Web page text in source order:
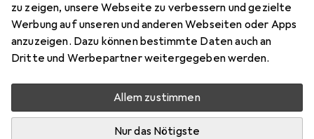
zu zeigen, unsere Webseite zu verbessern und gezielte
Werbung auf unseren und anderen Webseiten oder Apps
anzuzeigen. Dazu können bestimmte Daten auch an
Dritte und Werbepartner weitergegeben werden.
Allem zustimmen
Nur das Nötigste
Bewertungen Marke
Mehr von Erima
Zwischen Do, 13.8. und Fr, 14.8. geliefert
Nur 1 Stück an Lager beim Drittanbieter
Lieferort angeben für genaue Lieferzeit